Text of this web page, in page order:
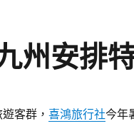
州安排
客群， 喜鴻旅行社今年